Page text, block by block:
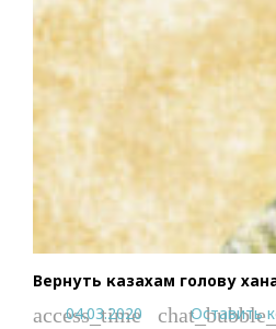
Вернуть казахам голову
access_time
04.03.2020 Оставить